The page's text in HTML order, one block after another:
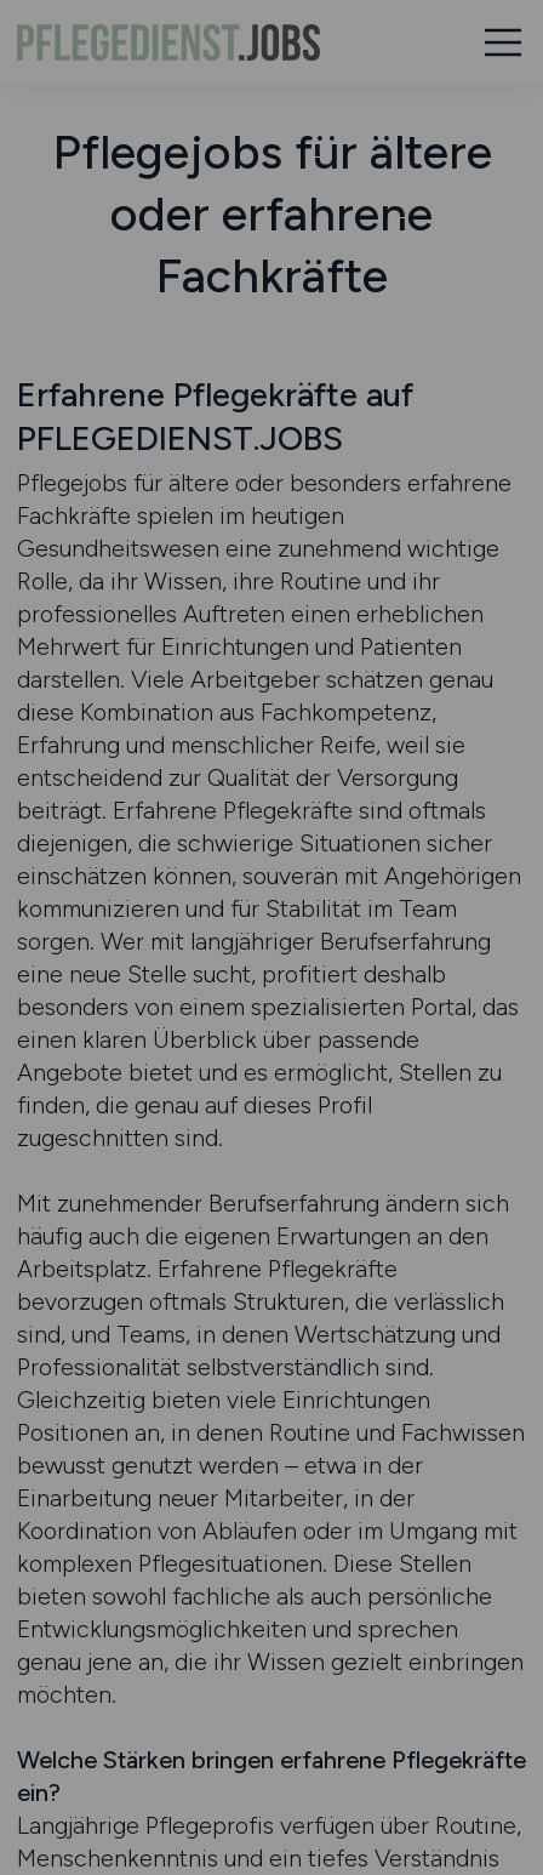
Pflegejobs für ältere
oder erfahrene
Fachkräfte
Erfahrene Pflegekräfte auf
PFLEGEDIENST.JOBS
Pflegejobs für ältere oder besonders erfahrene
Fachkräfte spielen im heutigen
Gesundheitswesen eine zunehmend wichtige
Rolle, da ihr Wissen, ihre Routine und ihr
professionelles Auftreten einen erheblichen
Mehrwert für Einrichtungen und Patienten
darstellen. Viele Arbeitgeber schätzen genau
diese Kombination aus Fachkompetenz,
Erfahrung und menschlicher Reife, weil sie
entscheidend zur Qualität der Versorgung
beiträgt. Erfahrene Pflegekräfte sind oftmals
diejenigen, die schwierige Situationen sicher
einschätzen können, souverän mit Angehörigen
kommunizieren und für Stabilität im Team
sorgen. Wer mit langjähriger Berufserfahrung
eine neue Stelle sucht, profitiert deshalb
besonders von einem spezialisierten Portal, das
einen klaren Überblick über passende
Angebote bietet und es ermöglicht, Stellen zu
finden, die genau auf dieses Profil
zugeschnitten sind.
Mit zunehmender Berufserfahrung ändern sich
häufig auch die eigenen Erwartungen an den
Arbeitsplatz. Erfahrene Pflegekräfte
bevorzugen oftmals Strukturen, die verlässlich
sind, und Teams, in denen Wertschätzung und
Professionalität selbstverständlich sind.
Gleichzeitig bieten viele Einrichtungen
Positionen an, in denen Routine und Fachwissen
bewusst genutzt werden – etwa in der
Einarbeitung neuer Mitarbeiter, in der
Koordination von Abläufen oder im Umgang mit
komplexen Pflegesituationen. Diese Stellen
bieten sowohl fachliche als auch persönliche
Entwicklungsmöglichkeiten und sprechen
genau jene an, die ihr Wissen gezielt einbringen
möchten.
Welche Stärken bringen erfahrene Pflegekräfte
ein?
Langjährige Pflegeprofis verfügen über Routine,
Menschenkenntnis und ein tiefes Verständnis